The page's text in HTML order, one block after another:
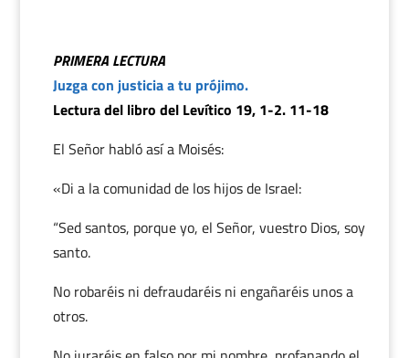
PRIMERA LECTURA
Juzga con justicia a tu prójimo.
Lectura del libro del Levítico 19, 1-2. 11-18
El Señor habló así a Moisés:
«Di a la comunidad de los hijos de Israel:
“Sed santos, porque yo, el Señor, vuestro Dios, soy
santo.
No robaréis ni defraudaréis ni engañaréis unos a
otros.